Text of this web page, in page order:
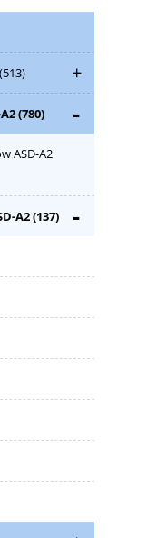
(513)
(780)
ASD-A2
A2(137)